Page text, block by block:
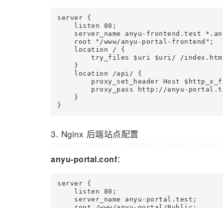
server {
    listen 80;
server_name anyu-frontend.test
    root "/www/anyu-portal-frontend";
    location / {
try_files $uri $uri/ /
    }
    location /api/ {
proxy_set_header Host
proxy_pass http://anyu-
    }
}
3. Nginx 后端站点配置
anyu-portal.conf：
server {
    listen 80;
    server_name anyu-portal.test;